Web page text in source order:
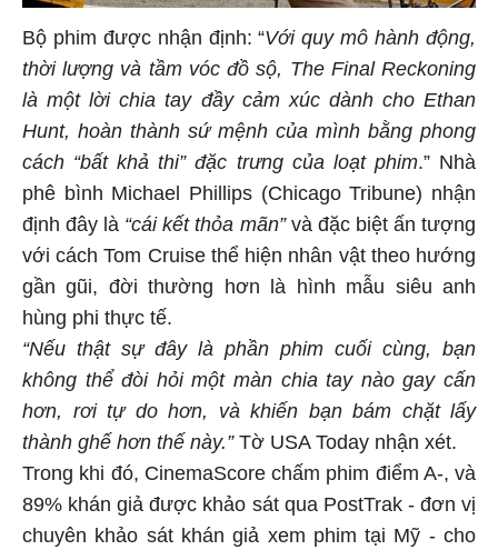
Bộ phim được nhận định: “Với quy mô hành động,
thời lượng và tầm vóc đồ sộ, The Final Reckoning
là một lời chia tay đầy cảm xúc dành cho Ethan
Hunt, hoàn thành sứ mệnh của mình bằng phong
cách “bất khả thi” đặc trưng của loạt phim.” Nhà
phê bình Michael Phillips (Chicago Tribune) nhận
định đây là “cái kết thỏa mãn”và đặc biệt ấn tượng
với cách Tom Cruise thể hiện nhân vật theo hướng
gần gũi, đời thường hơn là hình mẫu siêu anh
hùng phi thực tế.
“Nếu thật sự đây là phần phim cuối cùng, bạn
không thể đòi hỏi một màn chia tay nào gay cấn
hơn, rơi tự do hơn, và khiến bạn bám chặt lấy
thành ghế hơn thế này.”Tờ USA Today nhận xét.
Trong khi đó, CinemaScore chấm phim điểm A-, và
89% khán giả được khảo sát qua PostTrak - đơn vị
chuyên khảo sát khán giả xem phim tại Mỹ - cho